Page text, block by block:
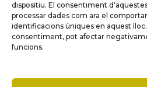
dispositiu. El consentiment
processar dades com ara el
identificacions úniques en aquest
consentiment, pot afectar
funcions.
Tots els drets
COMPARE